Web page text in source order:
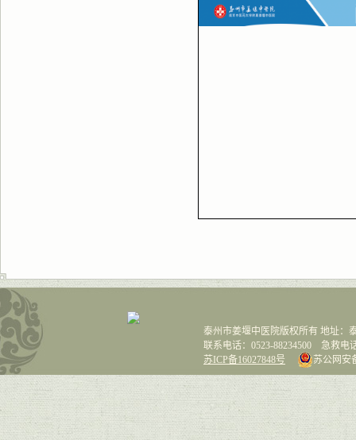
泰州市姜堰中医院版权所有 地址
联系电话：0523-88234500 急救电
苏ICP备16027848号
苏公网安